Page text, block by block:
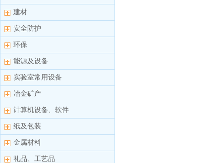
建材
安全防护
环保
能源及设备
实验室常用设备
冶金矿产
计算机设备、软件
纸及包装
金属材料
礼品、工艺品